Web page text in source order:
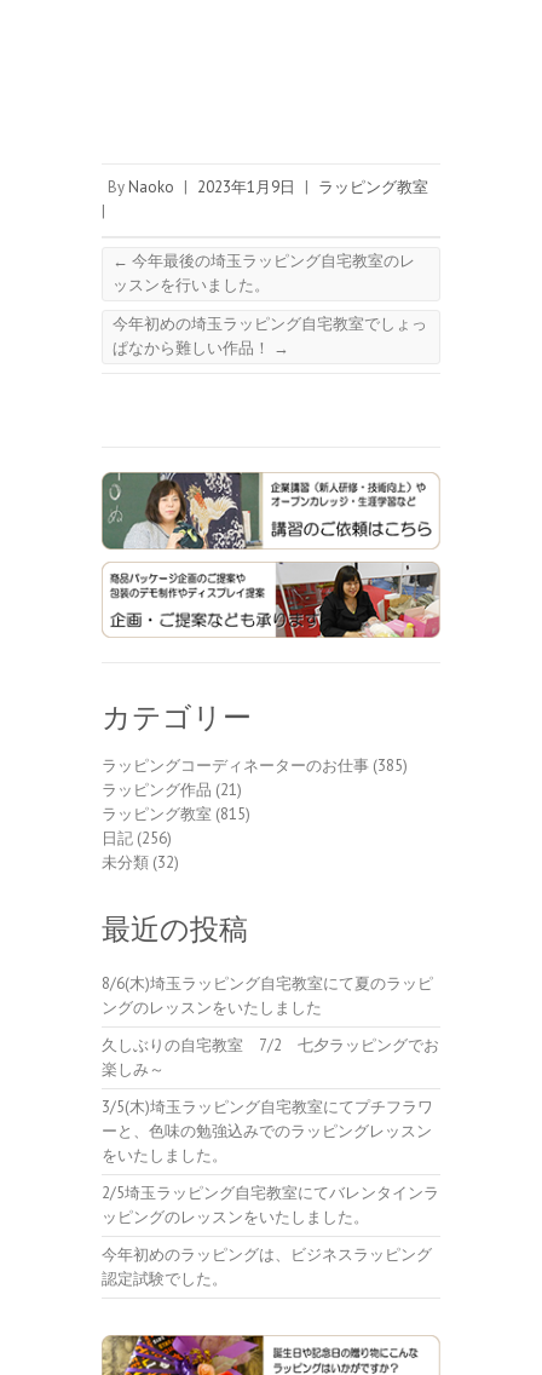
By Naoko | 2023年1月9日 | ラッピング教室
|
← 今年最後の埼玉ラッピング自宅教室のレ
ッスンを行いました。
今年初めの埼玉ラッピング自宅教室でしょっ
ぱなから難しい作品！
→
カテゴリー
ラッピングコーディネーターのお仕事 (385)
ラッピング作品 (21)
ラッピング教室 (815)
日記 (256)
未分類 (32)
最近の投稿
8/6(木)埼玉ラッピング自宅教室にて夏のラッピ
ングのレッスンをいたしました
久しぶりの自宅教室 7/2 七夕ラッピングでお
楽しみ～
3/5(木)埼玉ラッピング自宅教室にてプチフラワ
ーと、色味の勉強込みでのラッピングレッスン
をいたしました。
2/5埼玉ラッピング自宅教室にてバレンタインラ
ッピングのレッスンをいたしました。
今年初めのラッピングは、ビジネスラッピング
認定試験でした。